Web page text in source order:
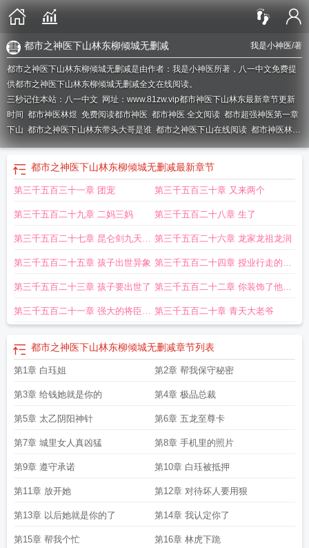
我是小神医/著
都市之神医下山林东柳倾城无删减
都市之神医下山林东柳倾城无删减是由作者：我是小神医所著，八一中文免费提
供都市之神医下山林东柳倾城无删减全文在线阅读。
三秒记住本站：八一中文 网址：www.81zw.vip都市神医下山林东最新章节更新
时间 都市神医林煜 免费阅读都市神医 都市神医 全文阅读 都市超强神医第一章
下山 都市之神医下山林东带头大哥是谁 都市之神医下山在线阅读 都市神医林羽
全文都市之神医至尊都市神医完整版都市神医下山林东白钰柳倾城故事都市
之神医下山 林东
都市之神医上门来 都市神医免费阅读
绝世小神医林
之神医下山短剧合集都市之神医下山 都市神医林最新章节一念神医下山林东柳
医下山都市游
神医下山林尘柳钰琪 都市之神医下山金秋源 都市神医下山
之绝品神医林松都市之神医下山林东完整版都市之神医下山林东笔趣阁免费阅
都市之神医下山林东柳倾城无删减最新章节
第三千五百三十一章 团宠 第三千五百三十章 又来两个
第三千五百二十九章 二妈三妈 第三千五百二十八章 生了
第三千五百二十七章 昆仑剑九天家
天一
第三千五百二十六章 龙家龙祖龙润
第三千五百二十五章 孩子出世异象 第三千五百二十四章 授业行走的医
学百科
第三千五百二十三章 孩子要出世了 第三千五百二十二章 你装饰了他的
梦
第三千五百二十一章 强大的将臣体 第三千五百二十章 青天大老爷
都市之神医下山林东柳倾城无删减章节列表
第1章 白珏姐 第2章 帮我保守秘密
第3章 给钱她就是你的 第4章 极品总裁
第5章 太乙阴阳神针 第6章 五龙至尊卡
第7章 城里女人真凶猛 第8章 手机里的照片
第9章 遵守承诺 第10章 白珏被抵押
第11章 放开她 第12章 对待坏人要用狠
第13章 以后她就是你的了 第14章 我认定你了
第15章 帮我个忙 第16章 林虎下跪